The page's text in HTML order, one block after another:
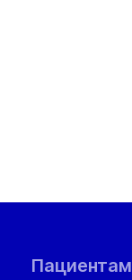
Пациентам